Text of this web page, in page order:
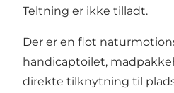
Teltning er ikke tilladt.
Der er en flot
handicaptoilet,
direkte tilknytning til